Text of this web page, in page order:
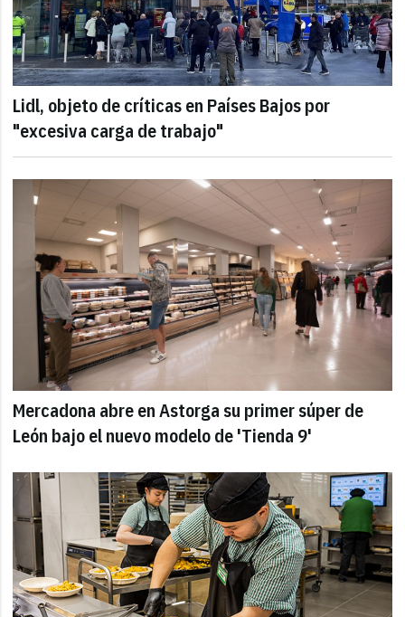
Lidl, objeto de críticas en Países Bajos por
"excesiva carga de trabajo"
Mercadona abre en Astorga su primer súper de
León bajo el nuevo modelo de 'Tienda 9'